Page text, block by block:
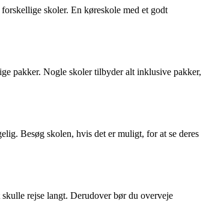
skoler. En køreskole med et godt
pakker. Nogle skoler tilbyder alt inklusive pakker,
Besøg skolen, hvis det er muligt, for at se deres
rejse langt. Derudover bør du overveje